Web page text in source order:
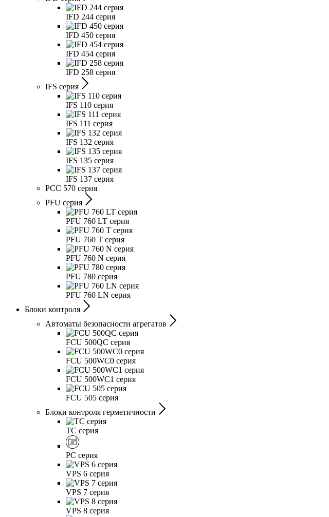
IFD 244 серия
IFD 450 серия
IFD 454 серия
IFD 258 серия
IFS серия
IFS 110 серия
IFS 111 серия
IFS 132 серия
IFS 135 серия
IFS 137 серия
PCC 570 серия
PFU серия
PFU 760 LT серия
PFU 760 T серия
PFU 760 N серия
PFU 780 серия
PFU 760 LN серия
Блоки контроля
Автоматы безопасности агрегатов
FCU 500QC серия
FCU 500WC0 серия
FCU 500WC1 серия
FCU 505 серия
Блоки контроля герметичности
TC серия
PC серия
VPS 6 серия
VPS 7 серия
VPS 8 серия